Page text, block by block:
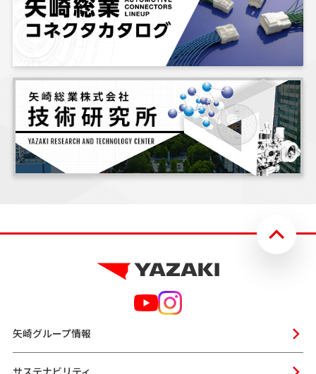
矢崎グループ情報